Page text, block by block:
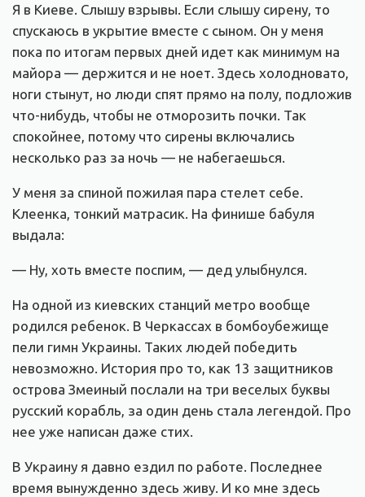
Я в Киеве. Слышу взрывы. Если слышу сирену, то
спускаюсь в укрытие вместе с сыном. Он у меня
пока по итогам первых дней идет как минимум на
майора — держится и не ноет. Здесь холодновато,
ноги стынут, но люди спят прямо на полу, подложив
что-нибудь, чтобы не отморозить почки. Так
спокойнее, потому что сирены включались
несколько раз за ночь — не набегаешься.
У меня за спиной пожилая пара стелет себе.
Клеенка, тонкий матрасик. На финише бабуля
выдала:
— Ну, хоть вместе поспим, — дед улыбнулся.
На одной из киевских станций метро вообще
родился ребенок. В Черкассах в бомбоубежище
пели гимн Украины. Таких людей победить
невозможно. История про то, как 13 защитников
острова Змеиный послали на три веселых буквы
русский корабль, за один день стала легендой. Про
нее уже написан даже стих.
В Украину я давно ездил по работе. Последнее
время вынужденно здесь живу. И ко мне здесь